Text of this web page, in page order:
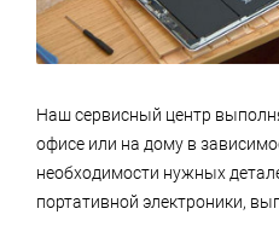
Наш сервисный центр
офисе или на дому в
необходимости нужных
портативной электроники,